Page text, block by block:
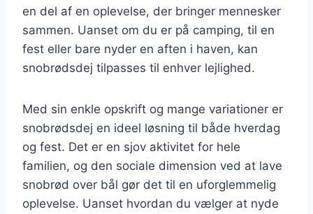
en del af en oplevelse, der bringer mennesker
sammen. Uanset om du er på camping, til en
fest eller bare nyder en aften i haven, kan
snobrødsdej tilpasses til enhver lejlighed.
Med sin enkle opskrift og mange variationer er
snobrødsdej en ideel løsning til både hverdag
og fest. Det er en sjov aktivitet for hele
familien, og den sociale dimension ved at lave
snobrød over bål gør det til en uforglemmelig
oplevelse. Uanset hvordan du vælger at nyde